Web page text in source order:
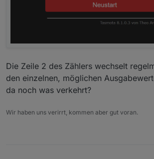
Die Zeile 2 des Zählers wechselt
den einzelnen, möglichen
da noch was verkehrt?
Wir haben uns verirrt, kommen aber gut voran.